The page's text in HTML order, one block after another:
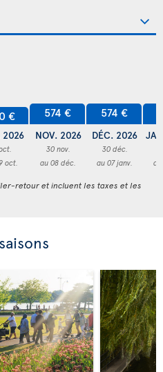
€
2026
oct.
574 €
NOV. 2026
30 nov.
au 08 déc.
574 €
DÉC. 2026
30 déc.
au 07 janv.
retour et incluent les taxes et les